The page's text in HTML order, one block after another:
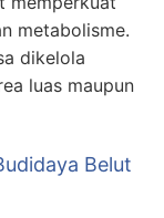
metabolisme.
dikelola
luas maupun
Belut